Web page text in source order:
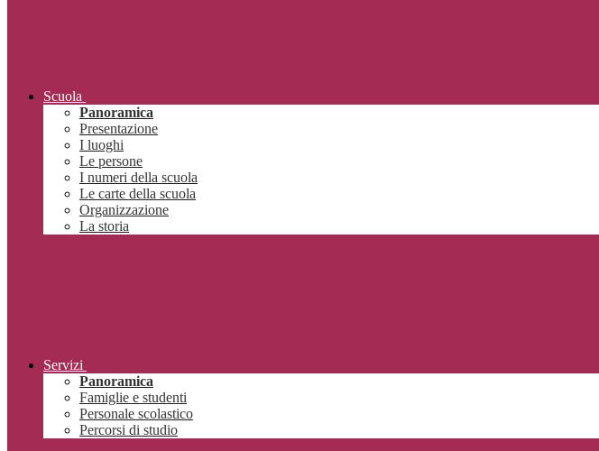
Scuola
Panoramica
Presentazione
I luoghi
Le persone
I numeri della scuola
Le carte della scuola
Organizzazione
La storia
Servizi
Panoramica
Famiglie e studenti
Personale scolastico
Percorsi di studio